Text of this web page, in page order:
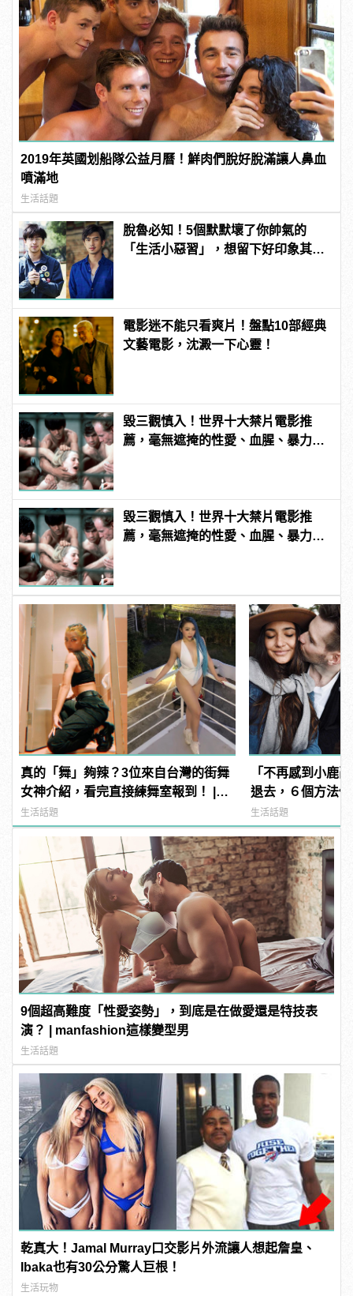
2019年英國划船隊公益月曆！鮮肉們脫好脫滿讓人鼻血
噴滿地
生活話題
脫魯必知！5個默默壞了你帥氣的
「生活小惡習」，想留下好印象其實
電影迷不能只看爽片！盤點10部經典
文藝電影，沈澱一下心靈！
毀三觀慎入！世界十大禁片電影推
薦，毫無遮掩的性愛、血腥、暴力、
毀三觀慎入！世界十大禁片電影推
薦，毫無遮掩的性愛、血腥、暴力、
真的「舞」夠辣？3位來自台灣的街舞
女神介紹，看完直接練舞室報到！ |
manfashion這樣變型男
生活話題
「不再感到小鹿
退去，６個方法
生活話題
9個超高難度「性愛姿勢」，到底是在做愛還是特技表
演？ | manfashion這樣變型男
生活話題
乾真大！Jamal Murray口交影片外流讓人想起詹皇、
Ibaka也有30公分驚人巨根！
生活玩物